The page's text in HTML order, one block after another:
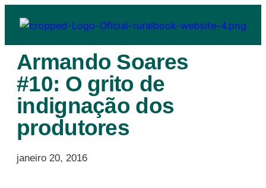
Armando Soares
#10: O grito de
indignação dos
produtores
janeiro 20, 2016